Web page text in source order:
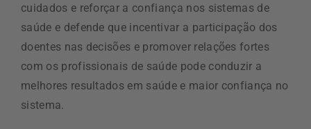
cuidados e reforçar a confiança nos sistemas de
saúde e defende que incentivar a participação dos
doentes nas decisões e promover relações fortes
com os profissionais de saúde pode conduzir a
melhores resultados em saúde e maior confiança no
sistema.